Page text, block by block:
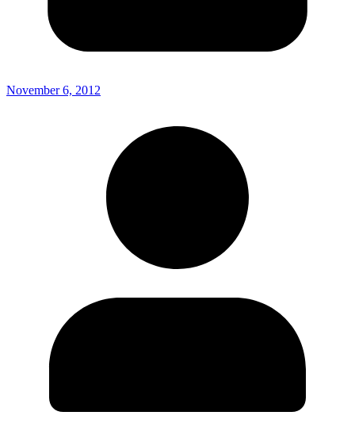
November 6, 2012